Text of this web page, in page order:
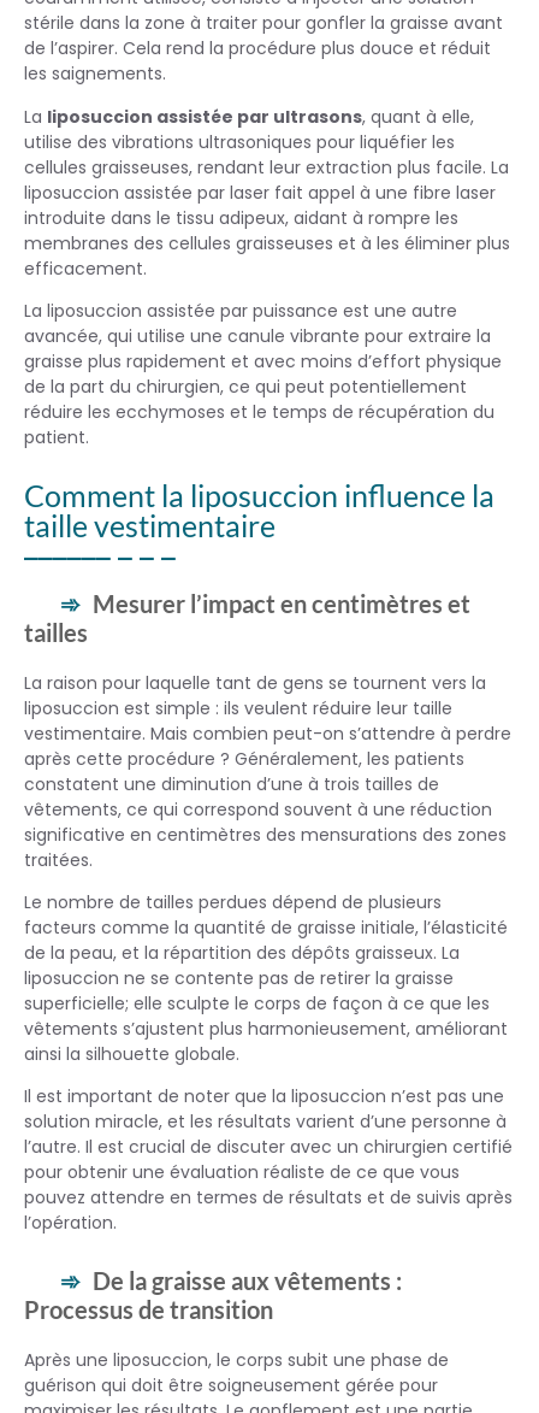
stérile dans la zone à traiter pour gonfler la graisse avant
de l’aspirer. Cela rend la procédure plus douce et réduit
les saignements.
La liposuccion assistée par ultrasons, quant à elle,
utilise des vibrations ultrasoniques pour liquéfier les
cellules graisseuses, rendant leur extraction plus facile. La
liposuccion assistée par laser fait appel à une fibre laser
introduite dans le tissu adipeux, aidant à rompre les
membranes des cellules graisseuses et à les éliminer plus
efficacement.
La liposuccion assistée par puissance est une autre
avancée, qui utilise une canule vibrante pour extraire la
graisse plus rapidement et avec moins d’effort physique
de la part du chirurgien, ce qui peut potentiellement
réduire les ecchymoses et le temps de récupération du
patient.
Comment la liposuccion influence la
taille vestimentaire
Mesurer l’impact en centimètres et
tailles
La raison pour laquelle tant de gens se tournent vers la
liposuccion est simple : ils veulent réduire leur taille
vestimentaire. Mais combien peut-on s’attendre à perdre
après cette procédure ? Généralement, les patients
constatent une diminution d’une à trois tailles de
vêtements, ce qui correspond souvent à une réduction
significative en centimètres des mensurations des zones
traitées.
Le nombre de tailles perdues dépend de plusieurs
facteurs comme la quantité de graisse initiale, l’élasticité
de la peau, et la répartition des dépôts graisseux. La
liposuccion ne se contente pas de retirer la graisse
superficielle; elle sculpte le corps de façon à ce que les
vêtements s’ajustent plus harmonieusement, améliorant
ainsi la silhouette globale.
Il est important de noter que la liposuccion n’est pas une
solution miracle, et les résultats varient d’une personne à
l’autre. Il est crucial de discuter avec un chirurgien certifié
pour obtenir une évaluation réaliste de ce que vous
pouvez attendre en termes de résultats et de suivis après
l’opération.
De la graisse aux vêtements :
Processus de transition
Après une liposuccion, le corps subit une phase de
guérison qui doit être soigneusement gérée pour